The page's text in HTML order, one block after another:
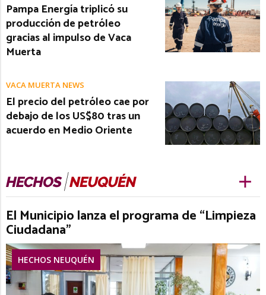
Pampa Energía triplicó su
producción de petróleo
gracias al impulso de Vaca
Muerta
VACA MUERTA NEWS
El precio del petróleo cae por
debajo de los US$80 tras un
acuerdo en Medio Oriente
El Municipio lanza el programa de “Limpieza
Ciudadana”
HECHOS NEUQUÉN